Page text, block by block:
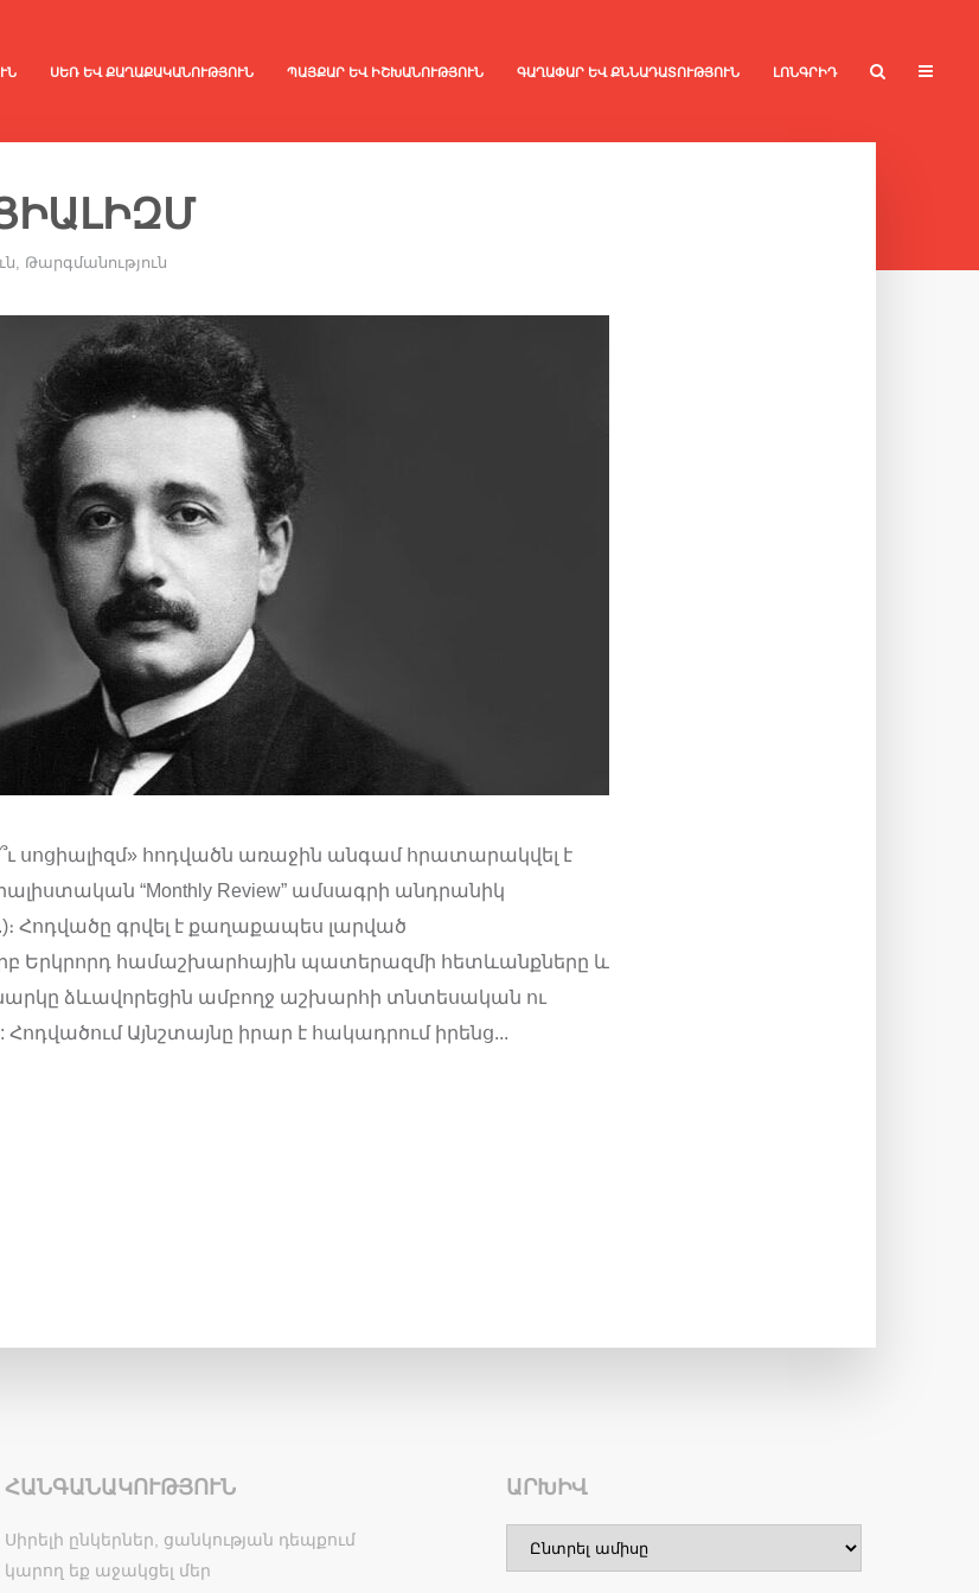
ՍԵՌ ԵՎ ՔԱՂԱՔԱԿԱՆՈՒԹՅՈՒՆ ՊԱՅՔԱՐ ԵՎ ԻՇԽԱՆՈՒԹՅՈՒՆ ԳԱՂԱՓԱՐ ԵՎ ՔՆՆԱԴԱՏՈՒԹՅՈՒՆ ԼՈՆԳՐԻԴ
, Թարգմանություն
սոցիալիզմ» հոդվածն առաջին անգամ հրատարակվել է
“Monthly Review” ամսագրի անդրանիկ
Հոդվածը գրվել է քաղաքապես լարված
Երկրորդ համաշխարհային պատերազմի հետևանքները և
ձևավորեցին ամբողջ աշխարհի տնտեսական ու
Այնշտայնը իրար է հակադրում իրենց...
ՀԱՆԳԱՆԱԿՈՒԹՅՈՒՆ
Սիրելի ընկերներ, ցանկության դեպքում
կարող եք աջակցել մեր
ԱՐԽԻՎ
Արխիվ